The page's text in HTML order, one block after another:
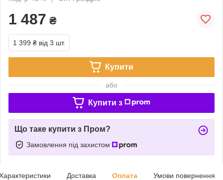
1 487 ₴
1 399 ₴ від 3 шт.
Купити
або
Купити з
Що таке купити з Пром?
Замовлення під захистом
Доставка Оплата Умови повернення